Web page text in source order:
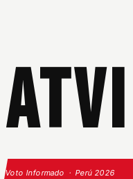
ATVI
Voto Informado · Perú 2026